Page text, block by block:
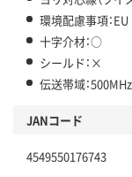
環境配慮事項：
十字介材：○
シールド：×
伝送帯域：500MHz
JANコード
4549550176743